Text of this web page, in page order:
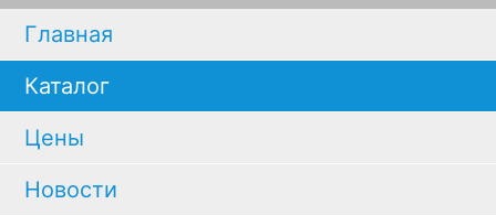
Главная
Каталог
Цены
Новости